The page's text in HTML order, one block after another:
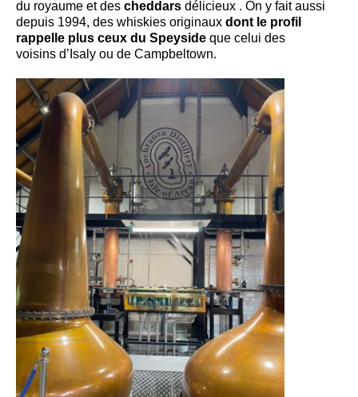
du royaume et des cheddars délicieux . On y fait aussi
depuis 1994, des whiskies originaux dont le profil
rappelle plus ceux du Speyside que celui des
voisins d’Isaly ou de Campbeltown.